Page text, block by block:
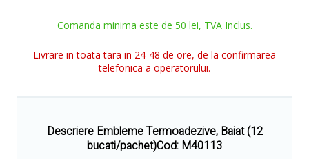
Comanda minima este de 50 lei, TVA Inclus.
Livrare in toata tara in 24-48 de ore, de la confirmarea
telefonica a operatorului.
Descriere Embleme Termoadezive, Baiat (12
bucati/pachet)Cod: M40113